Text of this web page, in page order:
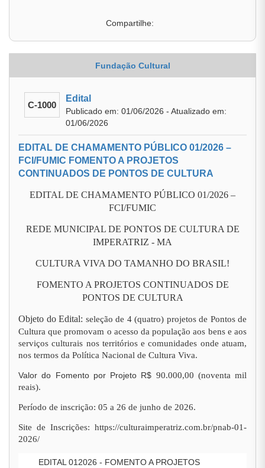
Compartilhe:
Fundação Cultural
C-1000
Edital
Publicado em: 01/06/2026 - Atualizado em:
01/06/2026
EDITAL DE CHAMAMENTO PÚBLICO 01/2026 –
FCI/FUMIC FOMENTO A PROJETOS
CONTINUADOS DE PONTOS DE CULTURA
EDITAL DE CHAMAMENTO PÚBLICO 01/2026 –
FCI/FUMIC
REDE MUNICIPAL DE PONTOS DE CULTURA DE
IMPERATRIZ - MA
CULTURA VIVA DO TAMANHO DO BRASIL!
FOMENTO A PROJETOS CONTINUADOS DE
PONTOS DE CULTURA
Objeto do Edital: seleção de 4 (quatro) projetos de Pontos de
Cultura que promovam o acesso da população aos bens e aos
serviços culturais nos territórios e comunidades onde atuam,
nos termos da Política Nacional de Cultura Viva.
Valor do Fomento por Projeto R$ 90.000,00 (noventa mil
reais).
Período de inscrição: 05 a 26 de junho de 2026.
Site de Inscrições: https://culturaimperatriz.com.br/pnab-01-
2026/
EDITAL 012026 - FOMENTO A PROJETOS